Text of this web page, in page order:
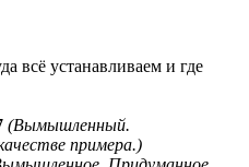
всё устанавливаем и где
(Вымышленный.
примера.)